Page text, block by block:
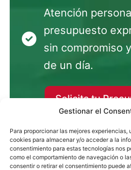
Gestionar el
Para proporcionar las mejores
cookies para almacenar y/o acceder a la
consentimiento para estas tecnologías nos
como el comportamiento de navegación o
consentir o retirar el consentimiento puede
Atención
presupuesto
sin compromiso
de un día.
Solicita tu
de
suelos 100%